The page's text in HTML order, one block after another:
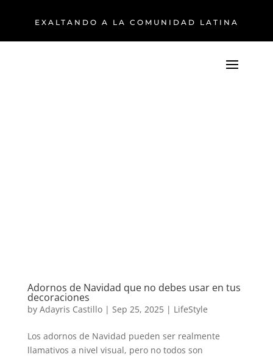
EXALTANDO A LA COMUNIDAD LATINA
Adornos de Navidad que no debes usar en tus
decoraciones
by Adayris Castillo| Sep 25, 2025| LifeStyle
Los adornos de Navidad pueden ser realmente
llamativos a nivel visual, pero no todos son